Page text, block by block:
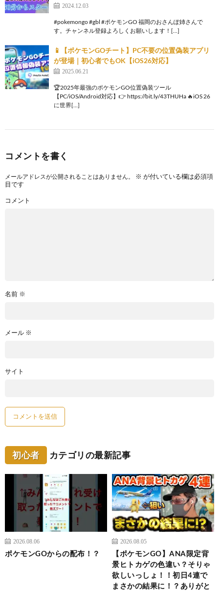
2024.12.03
#pokemongo #gbl #ポケモンGO 福岡のおさんぽ姉さんで
す。チャンネル登録よろしくお願いします！[…]
📱【ポケモンGOチート】PC不要の位置偽装アプリ
が登場｜初心者でもOK【iOS26対応】
2025.06.21
🏆2025年最強のポケモンGO位置偽装ツール
【PC/iOS/Android対応】👉 https://bit.ly/43THUHa 🔥iOS 26
に世界[…]
コメントを書く
メールアドレスが公開されることはありません。 ※ が付いている欄は必須項
目です
コメント
名前 ※
メール ※
サイト
初心者 カテゴリの最新記事
2026.08.06
ポケモンGOからの配布！？
2026.08.05
【ポケモンGO】ANA限定背
景ヒトカゲの色違い？そりゃ
欲しいっしょ！！初日4連で
まさかの結果に！？ありがと